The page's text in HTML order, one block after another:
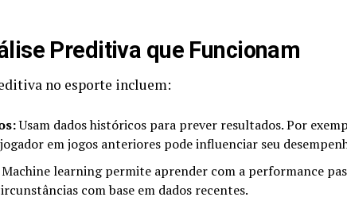
Preditiva que Funcionam
no esporte incluem:
Usam dados históricos para prever resultados. Por
em jogos anteriores pode influenciar seu
Machine learning permite aprender com a performance
com base em dados recentes.